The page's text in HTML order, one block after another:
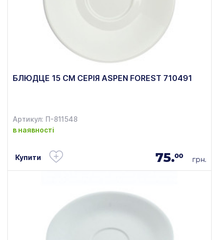
БЛЮДЦЕ 15 СМ СЕРІЯ ASPEN FOREST 710491
Артикул: П-811548
в наявності
Купити 75.00 грн.